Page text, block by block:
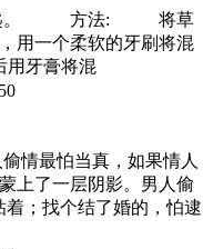
2茶匙。 方法: 将草
用一个柔软的牙刷将混
用牙膏将混
情最怕当真，如果情人
上了一层阴影。男人偷
；找个结了婚的，怕逮